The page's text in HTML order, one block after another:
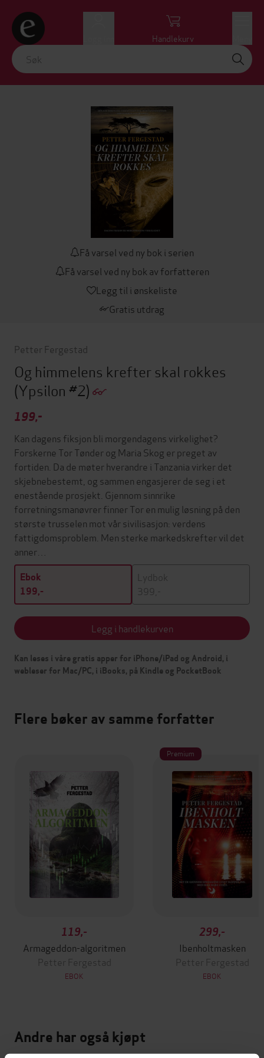
Handlekurv
Få varsel ved ny bok i serien
Få varsel ved ny bok av forfatteren
Legg til i ønskeliste
Gratis utdrag
Petter Fergestad
Og himmelens krefter skal rokkes
(Ypsilon #2)
199,-
Kan dagens fiksjon bli morgendagens virkelighet?
Forskerne Tor Tønder og Maria Skog er preget av
fortiden. Da de møter hverandre i Tanzania virker det
skjebnebestemt, og sammen engasjerer de seg i et
enestående prosjekt. Gjennom sinnrike
forretningsmanøvrer finner Tor en mulig løsning på den
største trusselen mot vår sivilisasjon: verdens
fattigdomsproblem. Men sterke markedskrefter vil det
anner…
Ebok
199,-
Lydbok
399,-
Legg i handlekurven
Kan leses i våre gratis apper for iPhone/iPad og Android, i
webleser for Mac/PC, i iBooks, på Kindle og PocketBook
Flere bøker av samme forfatter
119,-
Armageddon-algoritmen
Petter Fergestad
EBOK
Premium
299,-
Ibenholtmasken
Petter Fergestad
EBOK
Andre har også kjøpt